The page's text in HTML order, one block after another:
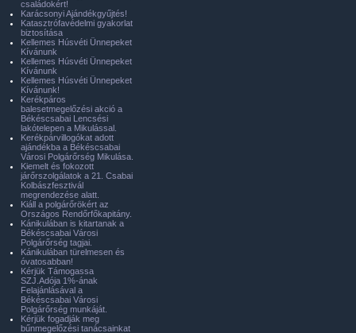
családokért!
Karácsonyi Ajándékgyűjtés!
Katasztrófavédelmi gyakorlat
biztosítása
Kellemes Húsvéti Ünnepeket
Kívánunk
Kellemes Húsvéti Ünnepeket
Kívánunk
Kellemes Húsvéti Ünnepeket
Kívánunk!
Kerékpáros
balesetmegelőzési akció a
Békéscsabai Lencsési
lakótelepen a Mikulással.
Kerékpárvillogókat adott
ajándékba a Békéscsabai
Városi Polgárőrség Mikulása.
Kiemelt és fokozott
járőrszolgálatok a 21. Csabai
Kolbászfesztivál
megrendezése alatt.
Kiáll a polgárőrökért az
Országos Rendőrfőkapitány.
Kánikulában is kitartanak a
Békéscsabai Városi
Polgárőrség tagjai.
Kánikulában türelmesen és
óvatosabban!
Kérjük Támogassa
SZJ.Adója 1%-ának
Felajánlásával a
Békéscsabai Városi
Polgárőrség munkáját.
Kérjük fogadják meg
bűnmegelőzési tanácsainkat